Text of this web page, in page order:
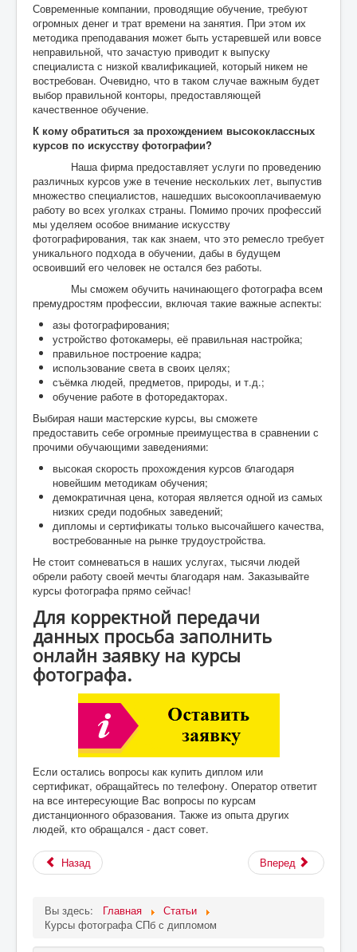
Современные компании, проводящие обучение, требуют
огромных денег и трат времени на занятия. При этом их
методика преподавания может быть устаревшей или вовсе
неправильной, что зачастую приводит к выпуску
специалиста с низкой квалификацией, который никем не
востребован. Очевидно, что в таком случае важным будет
выбор правильной конторы, предоставляющей
качественное обучение.
К кому обратиться за прохождением высококлассных
курсов по искусству фотографии?
Наша фирма предоставляет услуги по проведению
различных курсов уже в течение нескольких лет, выпустив
множество специалистов, нашедших высокооплачиваемую
работу во всех уголках страны. Помимо прочих профессий
мы уделяем особое внимание искусству
фотографирования, так как знаем, что это ремесло требует
уникального подхода в обучении, дабы в будущем
освоивший его человек не остался без работы.
Мы сможем обучить начинающего фотографа всем
премудростям профессии, включая такие важные аспекты:
азы фотографирования;
устройство фотокамеры, её правильная настройка;
правильное построение кадра;
использование света в своих целях;
съёмка людей, предметов, природы, и т.д.;
обучение работе в фоторедакторах.
Выбирая наши мастерские курсы, вы сможете
предоставить себе огромные преимущества в сравнении с
прочими обучающими заведениями:
высокая скорость прохождения курсов благодаря
новейшим методикам обучения;
демократичная цена, которая является одной из самых
низких среди подобных заведений;
дипломы и сертификаты только высочайшего качества,
востребованные на рынке трудоустройства.
Не стоит сомневаться в наших услугах, тысячи людей
обрели работу своей мечты благодаря нам. Заказывайте
курсы фотографа прямо сейчас!
Для корректной передачи
данных просьба заполнить
онлайн заявку на курсы
фотографа.
Если остались вопросы как купить диплом или
сертификат, обращайтесь по телефону. Оператор ответит
на все интересующие Вас вопросы по курсам
дистанционного образования. Также из опыта других
людей, кто обращался - даст совет.
Назад Вперед
Вы здесь: Главная
Статьи
Курсы фотографа СПб с дипломом